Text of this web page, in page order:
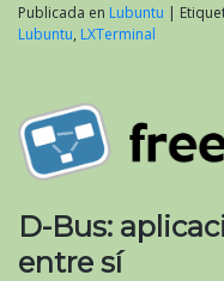
Publicada en Lubuntu |
Lubuntu, LXTerminal
D-Bus:
entre sí